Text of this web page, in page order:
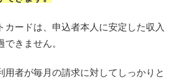
カードは、申込者本人に安定した収入
きません。
用者が毎月の請求に対してしっかりと